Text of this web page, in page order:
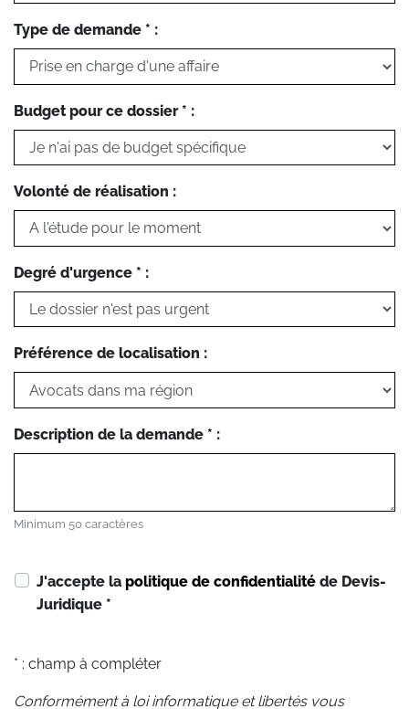
Type de demande * :
Budget pour ce dossier * :
Volonté de réalisation :
Degré d'urgence * :
Préférence de localisation :
Description de la demande * :
Minimum 50 caractères
J'accepte la politique de confidentialité de Devis-
Juridique *
* : champ à compléter
Conformément à loi informatique et libertés vous